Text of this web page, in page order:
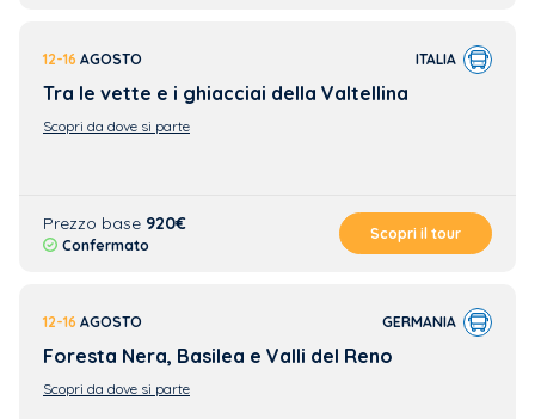
12-16 AGOSTO ITALIA
Tra le vette e i ghiacciai della Valtellina
Scopri da dove si parte
Prezzo base 920€
Confermato
Scopri il tour
12-16 AGOSTO GERMANIA
Foresta Nera, Basilea e Valli del Reno
Scopri da dove si parte